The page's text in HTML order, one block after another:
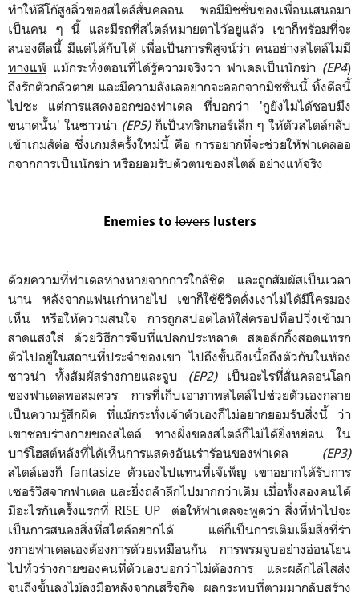
ทำให้อีโก้สูงลิ่วของสไตล์สั่นคลอน พอมีมิชชั่นของเพื่อนเสนอมา
เป็นคน ๆ นี้ และมีรถที่สไตล์หมายตาไว้อยู่แล้ว เขาก็พร้อมที่จะ
สนองดีลนี้ มีแต่ได้กับได้ เพื่อเป็นการพิสูจน์ว่า คนอย่างสไตล์ไม่มี
ทางแพ้ แม้กระทั่งตอนที่ได้รู้ความจริงว่า ฟาเดลเป็นนักฆ่า (EP4)
ถึงรักตัวกลัวตาย และมีความลังเลอยากจะออกจากมิชชั่นนี้ ทิ้งดีลนี้
ไปซะ แต่การแสดงออกของฟาเดล ที่บอกว่า 'กูยังไม่ได้ชอบมึง
ขนาดนั้น' ในซาวน่า (EP5)ก็เป็นทริกเกอร์เล็ก ๆ ให้ตัวสไตล์กลับ
เข้าเกมส์ต่อ ซึ่งเกมส์ครั้งใหม่นี้ คือ การอยากที่จะช่วยให้ฟาเดลออ
กจากการเป็นนักฆ่า หรือยอมรับตัวตนของสไตล์ อย่างแท้จริง
Enemies to loverslusters
ด้วยความที่ฟาเดลห่างหายจากการใกล้ชิด และถูกสัมผัสเป็นเวลา
นาน หลังจากแฟนเก่าหายไป เขาก็ใช้ชีวิตดั่งเงาไม่ได้มีใครมอง
เห็น หรือให้ความสนใจ การถูกสปอตไลท์ใส่ครอปท็อปวิ่งเข้ามา
สาดแสงใส่ ด้วยวิธีการจีบที่แปลกประหลาด สตอล์กกิ้งสอดแทรก
ตัวไปอยู่ในสถานที่ประจำของเขา ไปถึงขั้นถึงเนื้อถึงตัวกันในห้อง
ซาวน่า ทั้งสัมผัสร่างกายและจูบ (EP2)เป็นอะไรที่สั่นคลอนโลก
ของฟาเดลพอสมควร การที่เก็บเอาภาพสไตล์ไปช่วยตัวเองกลาย
เป็นความรู้สึกผิด ที่แม้กระทั่งเจ้าตัวเองก็ไม่อยากยอมรับสิ่งนี้ ว่า
เขาชอบร่างกายของสไตล์ ทางฝั่งของสไตล์ก็ไม่ได้ยิ่งหย่อน ใน
บาร์โฮสต์หลังที่ได้เห็นการแสดงอันเร่าร้อนของฟาเดล (EP3)
สไตล์เองก็ fantasize ตัวเองไปแทนที่เจ๊เพ็ญ เขาอยากได้รับการ
เซอร์วิสจากฟาเดล และยิ่งถลำลึกไปมากกว่าเดิม เมื่อทั้งสองคนได้
มีอะไรกันครั้งแรกที่ RISE UP ต่อให้ฟาเดลจะพูดว่า สิ่งที่ทำไปจะ
เป็นการสนองสิ่งที่สไตล์อยากได้ แต่ก็เป็นการเติมเต็มสิ่งที่ร่า
งกายฟาเดลเองต้องการด้วยเหมือนกัน การพรมจูบอย่างอ่อนโยน
ไปทั่วร่างกายของคนที่ตัวเองบอกว่าไม่ต้องการ และผลักไล่ไสส่ง
จนถึงขั้นลงไม้ลงมือหลังจากเสร็จกิจ ผลกระทบที่ตามมากลับสร้าง